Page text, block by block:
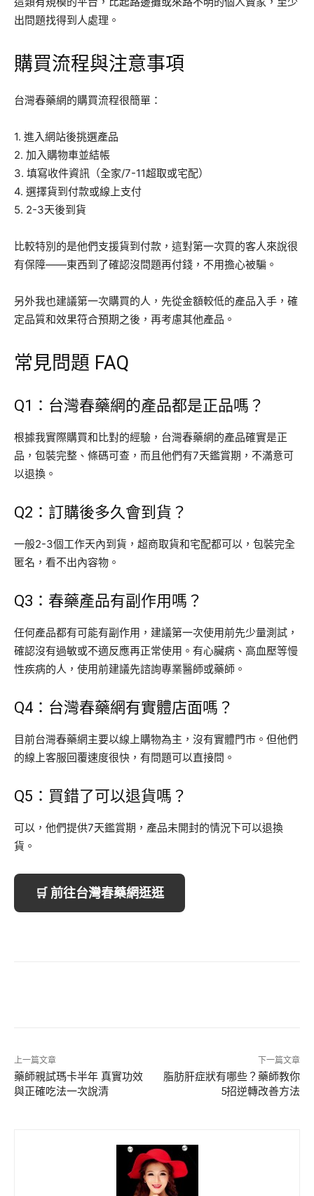
出問題找得到人處理。
購買流程與注意事項
台灣春藥網的購買流程很簡單：
1. 進入網站後挑選產品
2. 加入購物車並結帳
3. 填寫收件資訊（全家/7-11超取或宅配）
4. 選擇貨到付款或線上支付
5. 2-3天後到貨
比較特別的是他們支援貨到付款，這對第一次買的客人來說很
有保障——東西到了確認沒問題再付錢，不用擔心被騙。
另外我也建議第一次購買的人，先從金額較低的產品入手，確
定品質和效果符合預期之後，再考慮其他產品。
常見問題 FAQ
Q1：台灣春藥網的產品都是正品嗎？
根據我實際購買和比對的經驗，台灣春藥網的產品確實是正
品，包裝完整、條碼可查，而且他們有7天鑑賞期，不滿意可
以退換。
Q2：訂購後多久會到貨？
一般2-3個工作天內到貨，超商取貨和宅配都可以，包裝完全
匿名，看不出內容物。
Q3：春藥產品有副作用嗎？
任何產品都有可能有副作用，建議第一次使用前先少量測試，
確認沒有過敏或不適反應再正常使用。有心臟病、高血壓等慢
性疾病的人，使用前建議先諮詢專業醫師或藥師。
Q4：台灣春藥網有實體店面嗎？
目前台灣春藥網主要以線上購物為主，沒有實體門市。但他們
的線上客服回覆速度很快，有問題可以直接問。
Q5：買錯了可以退貨嗎？
可以，他們提供7天鑑賞期，產品未開封的情況下可以退換
貨。
🛒 前往台灣春藥網逛逛
上一篇文章
藥師親試瑪卡半年 真實功效
與正確吃法一次說清
下一篇文章
脂肪肝症狀有哪些？藥師教你
5招逆轉改善方法